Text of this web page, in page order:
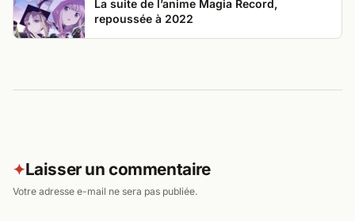
La suite de l’anime Magia Record,
repoussée à 2022
✦Laisser un commentaire
Votre adresse e-mail ne sera pas publiée.